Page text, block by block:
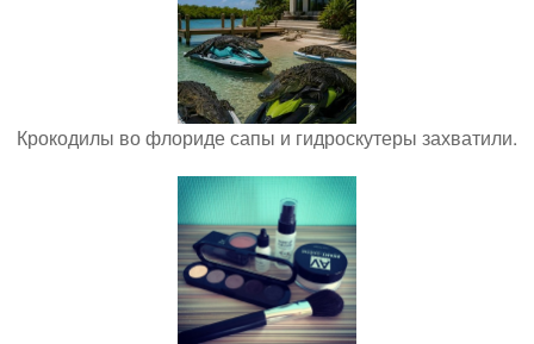
Крокодилы во флориде сапы и гидроскутеры захватили.